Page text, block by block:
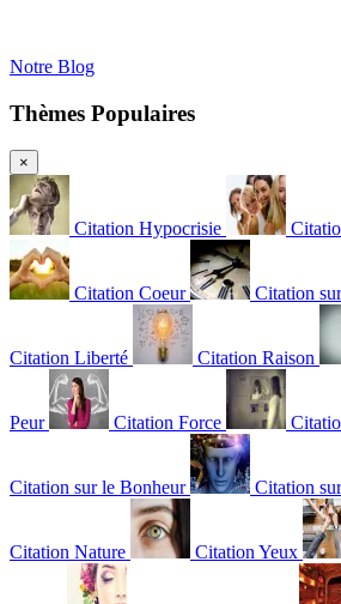
Notre Blog
Thèmes Populaires
×
Citation Hypocrisie
Citation Coeur Citation
Citation Liberté Citation Raison
Peur Citation Force
Citation sur le Bonheur Citation
Citation Nature Citation Yeux